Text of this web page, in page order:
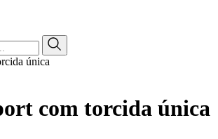
única
com torcida única